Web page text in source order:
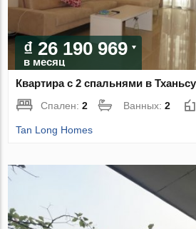
₫ 26 190 969
в месяц
Квартира с 2 спальнями в
Спален:2 Ванных:2
Tan Long Homes